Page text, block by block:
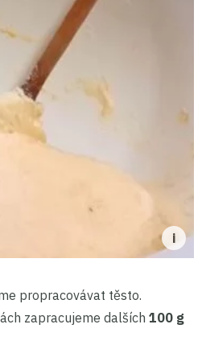
propracovávat těsto.
zapracujeme dalších 100 g